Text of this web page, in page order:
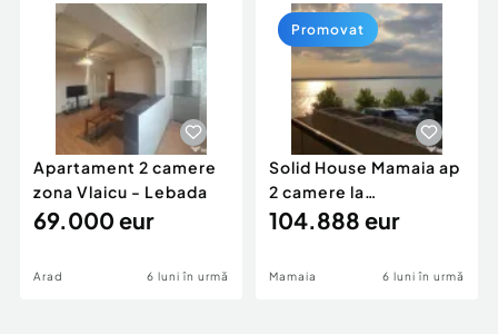
Apartament 2 camere
zona Vlaicu - Lebada
69.000 eur
Arad 6 luni în urmă
Solid House Mamaia ap
2 camere la
cheie,langa Mega
104.888 eur
Mamaia 6 luni în urmă
Promovat